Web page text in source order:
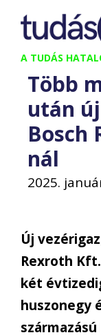
Kilépés
tartalomba
A TUDÁS
Több
után
Bosch
nál
2025.
Új
Rexroth
két
huszonegy